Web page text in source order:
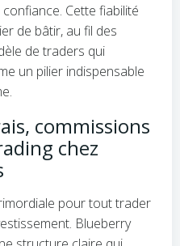
Cette fiabilité
de bâtir, au fil des
de traders qui
un pilier indispensable
commissions
chez
pour tout trader
Blueberry